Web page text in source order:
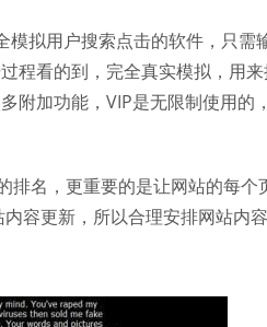
拟用户搜索点击的软件，只需
程看的到，完全真实模拟，用来
附加功能，VIP是无限制使用的，
排名，更重要的是让网站的每个
容更新，所以合理安排网站内